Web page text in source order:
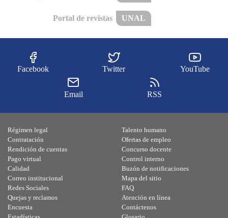
Portal de revistas UNAL
Facebook Twitter YouTube
Email RSS
Régimen legal
Contratación
Rendición de cuentas
Pago virtual
Calidad
Talento humano
Ofertas de empleo
Concurso docente
Control interno
Buzón de notificaciones
Correo institucional
Redes Sociales
Quejas y reclamos
Encuesta
Mapa del sitio
FAQ
Atención en línea
Contáctenos